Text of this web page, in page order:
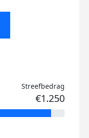
Streefbedrag
€1.250